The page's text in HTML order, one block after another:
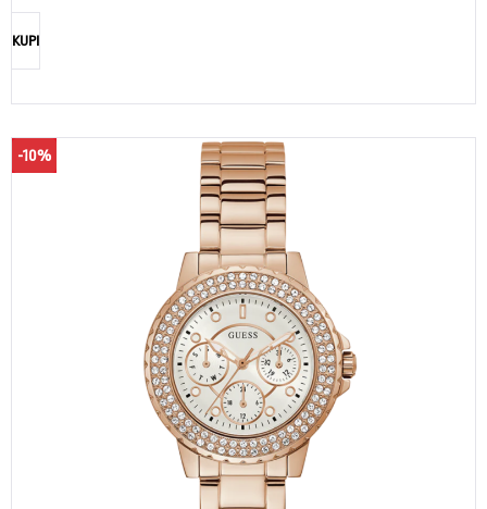
KUPI
-10%